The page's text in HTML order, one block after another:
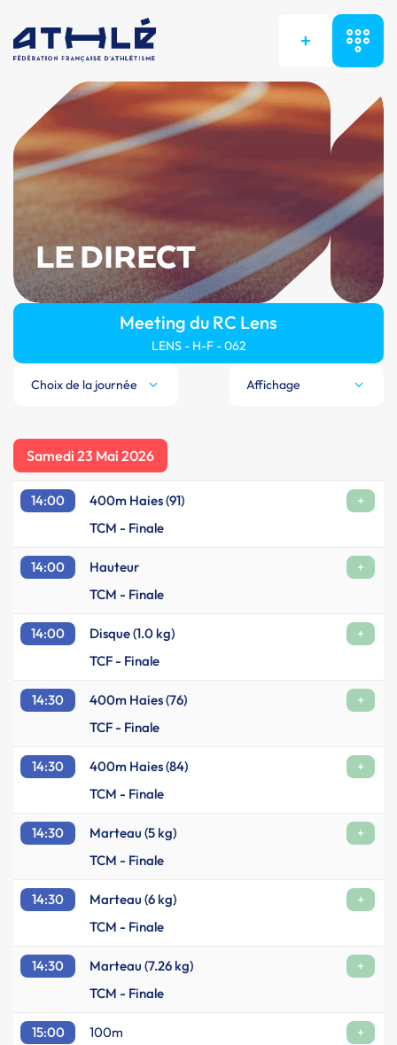
+
LE DIRECT
Meeting du RC Lens
LENS - H-F - 062
Choix de la journée Affichage
Samedi 23 Mai 2026
14:00 400m Haies (91)
+
TCM - Finale
14:00 Hauteur
+
TCM - Finale
14:00 Disque (1.0 kg)
+
TCF - Finale
14:30 400m Haies (76)
+
TCF - Finale
14:30 400m Haies (84)
+
TCM - Finale
14:30 Marteau (5 kg)
+
TCM - Finale
14:30 Marteau (6 kg)
+
TCM - Finale
14:30 Marteau (7.26 kg)
+
TCM - Finale
15:00 100m
+